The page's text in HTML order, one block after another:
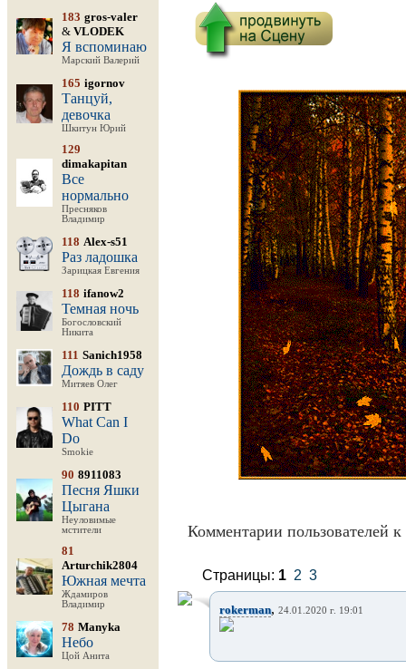
183 gros-valer
& VLODEK
Я вспоминаю
Марский Валерий
165 igornov
Танцуй,
девочка
Шкитун Юрий
129
dimakapitan
Все
нормально
Пресняков
Владимир
118 Alex-s51
Раз ладошка
Зарицкая Евгения
118 ifanow2
Темная ночь
Богословский
Никита
111 Sanich1958
Дождь в саду
Митяев Олег
110 PITT
What Can I
Do
Smokie
90 8911083
Песня Яшки
Цыгана
Неуловимые
мстители
81
Arturchik2804
Южная мечта
Ждамиров
Владимир
78 Manyka
Небо
Цой Анита
Комментарии пользователей к
Страницы: 1 2 3
rokerman, 24.01.2020 г. 19:01